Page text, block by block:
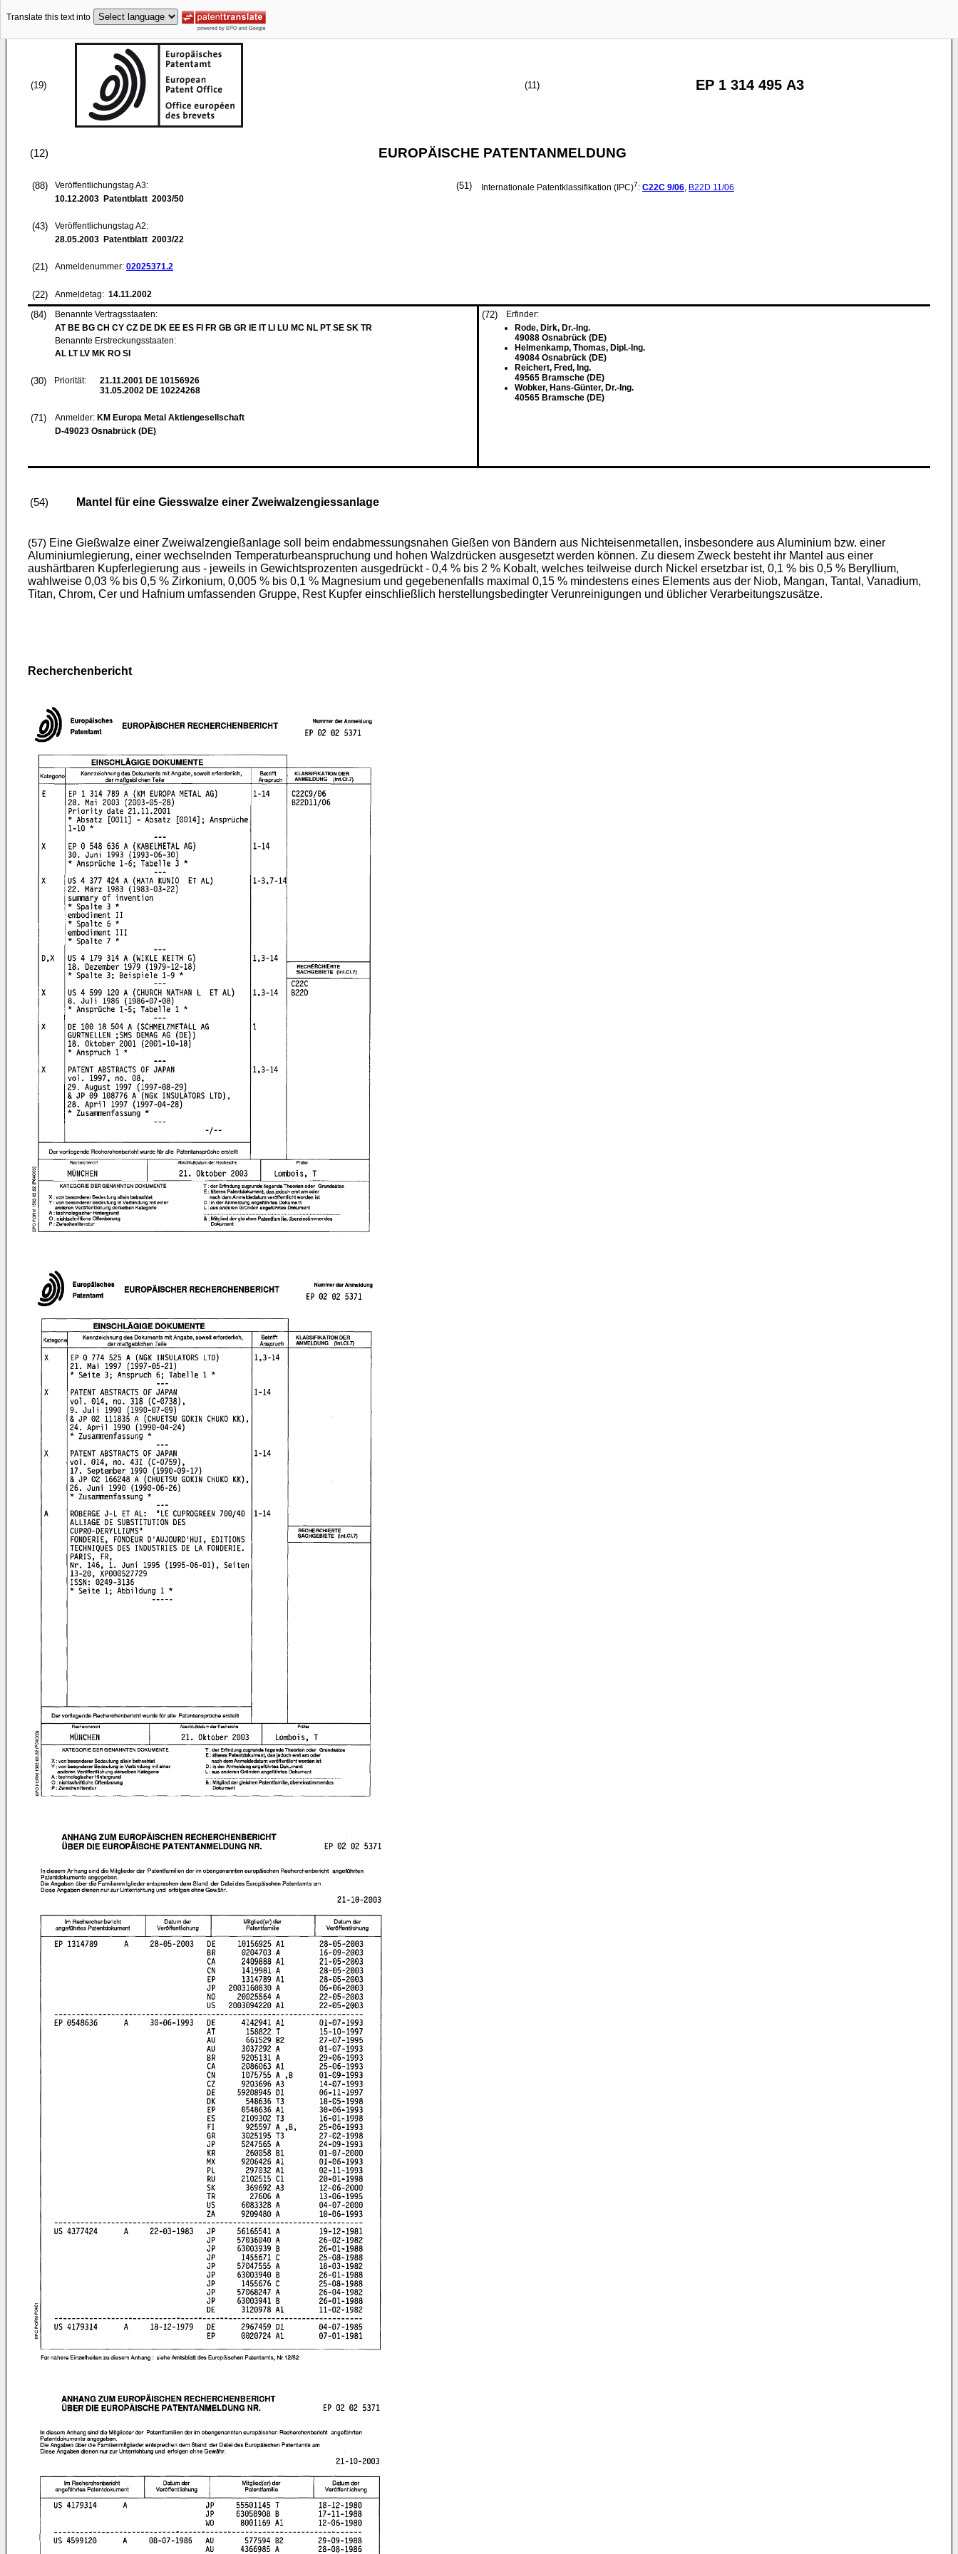
Translate this text into
(19) (11) EP 1 314 495 A3
(12) EUROPÄISCHE PATENTANMELDUNG
(88)
Veröffentlichungstag A3:
10.12.2003 Patentblatt 2003/50
(43)
Veröffentlichungstag A2:
28.05.2003 Patentblatt 2003/22
(21) Anmeldenummer: 02025371.2
(22) Anmeldetag: 14.11.2002
(51) Internationale Patentklassifikation (IPC)7: C22C 9/06, B22D 11/06
(84)
Benannte Vertragsstaaten:
AT BE BG CH CY CZ DE DK EE ES FI FR GB GR IE IT LI LU MC NL PT SE SK TR
Benannte Erstreckungsstaaten:
AL LT LV MK RO SI
(30) Priorität: 21.11.2001 DE 10156926
31.05.2002 DE 10224268
(71) Anmelder: KM Europa Metal Aktiengesellschaft
D-49023 Osnabrück (DE)
(72)
Erfinder:
Rode, Dirk, Dr.-Ing.
49088 Osnabrück (DE)
Helmenkamp, Thomas, Dipl.-Ing.
49084 Osnabrück (DE)
Reichert, Fred, Ing.
49565 Bramsche (DE)
Wobker, Hans-Günter, Dr.-Ing.
40565 Bramsche (DE)
(54) Mantel für eine Giesswalze einer Zweiwalzengiessanlage
(57) Eine Gießwalze einer Zweiwalzengießanlage soll beim endabmessungsnahen Gießen von Bändern aus Nichteisenmetallen, insbesondere aus Aluminium bzw. einer
Aluminiumlegierung, einer wechselnden Temperaturbeanspruchung und hohen Walzdrücken ausgesetzt werden können. Zu diesem Zweck besteht ihr Mantel aus einer
aushärtbaren Kupferlegierung aus - jeweils in Gewichtsprozenten ausgedrückt - 0,4 % bis 2 % Kobalt, welches teilweise durch Nickel ersetzbar ist, 0,1 % bis 0,5 % Beryllium,
wahlweise 0,03 % bis 0,5 % Zirkonium, 0,005 % bis 0,1 % Magnesium und gegebenenfalls maximal 0,15 % mindestens eines Elements aus der Niob, Mangan, Tantal, Vanadium,
Titan, Chrom, Cer und Hafnium umfassenden Gruppe, Rest Kupfer einschließlich herstellungsbedingter Verunreinigungen und üblicher Verarbeitungszusätze.
Recherchenbericht